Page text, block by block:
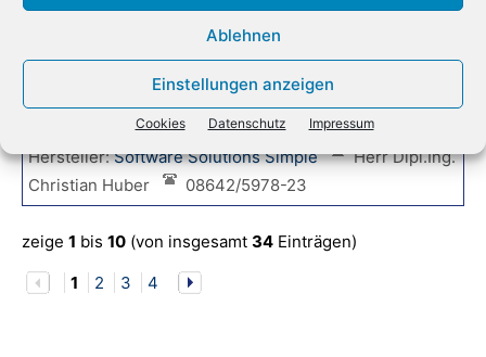
Ablehnen
Einstellungen anzeigen
Cookies Datenschutz Impressum
Urlaubsplanung, Urlaubskalender, Dienstreisen
u.v.m. Integrierter Workflow. Zeitwirtschaft
Hersteller:Software Solutions Simple
Herr Dipl.Ing.
Christian Huber
08642/5978-23
zeige 1 bis 10 (von insgesamt 34 Einträgen)
1
2 3 4